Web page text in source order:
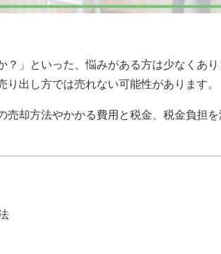
？」といった、悩みがある方は少なくあ
出し方では売れない可能性があります。
売却方法やかかる費用と税金、税金負担